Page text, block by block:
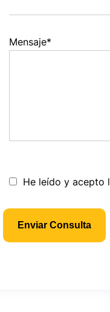
Mensaje*
He leído y acepto